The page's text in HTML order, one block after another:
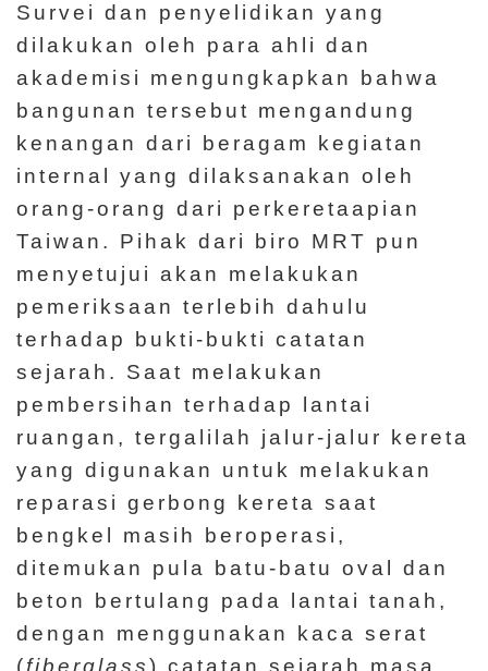
Survei dan penyelidikan yang
dilakukan oleh para ahli dan
akademisi mengungkapkan bahwa
bangunan tersebut mengandung
kenangan dari beragam kegiatan
internal yang dilaksanakan oleh
orang-orang dari perkeretaapian
Taiwan. Pihak dari biro MRT pun
menyetujui akan melakukan
pemeriksaan terlebih dahulu
terhadap bukti-bukti catatan
sejarah. Saat melakukan
pembersihan terhadap lantai
ruangan, tergalilah jalur-jalur kereta
yang digunakan untuk melakukan
reparasi gerbong kereta saat
bengkel masih beroperasi,
ditemukan pula batu-batu oval dan
beton bertulang pada lantai tanah,
dengan menggunakan kaca serat
(fiberglass) catatan sejarah masa